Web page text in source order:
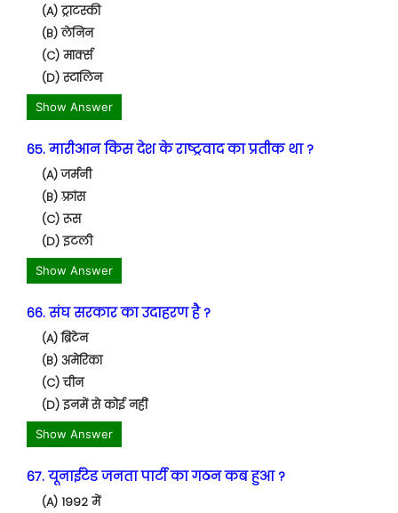
(A) ट्राटस्की
(B) लेनिन
(C) मार्क्स
(D) स्टालिन
Show Answer
65. मारीआन किस देश के राष्ट्रवाद का प्रतीक था ?
(A) जर्मनी
(B) फ़्रांस
(C) रूस
(D) इटली
Show Answer
66. संघ सरकार का उदाहरण है ?
(A) ब्रिटेन
(B) अमेरिका
(C) चीन
(D) इनमें से कोई नहीं
Show Answer
67. यूनाईटेड जनता पार्टी का गठन कब हुआ ?
(A) 1992 में